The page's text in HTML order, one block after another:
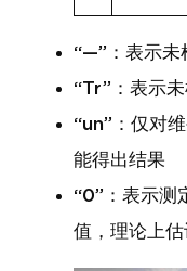
“—”：表示未
“Tr”：表示未
“un”：仅对
能得出结果
“0”：表示测
值，理论上估